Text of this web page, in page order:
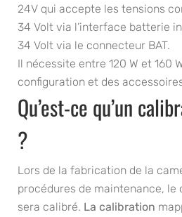
24V qui accepte les tensions
34 Volt via l’interface batterie
34 Volt via le connecteur BAT.
Il nécessite entre 120 W et 160
configuration et des
Qu’est-ce qu’un
?
Lors de la fabrication de la
procédures de maintenance, le
sera calibré. La calibration